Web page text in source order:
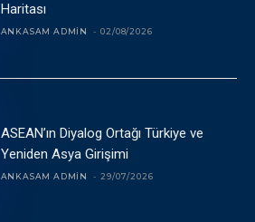
Haritası
ANKASAM ADMIN - 02/08/2026
ASEAN’ın Diyalog Ortağı Türkiye ve
Yeniden Asya Girişimi
ANKASAM ADMIN - 29/07/2026